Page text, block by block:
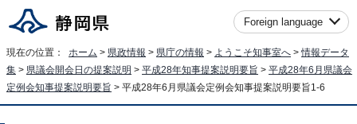
Foreign language
現在の位置： ホーム > 県政情報 > 県庁の情報 > ようこそ知事室へ >情報データ
集 > 県議会開会日の提案説明 > 平成28年知事提案説明要旨 > 平成28年6月県議会
定例会知事提案説明要旨 > 平成28年6月県議会定例会知事提案説明要旨1-6